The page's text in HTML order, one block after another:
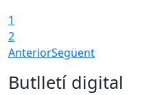
1
2
AnteriorSegüent
Butlletí digital